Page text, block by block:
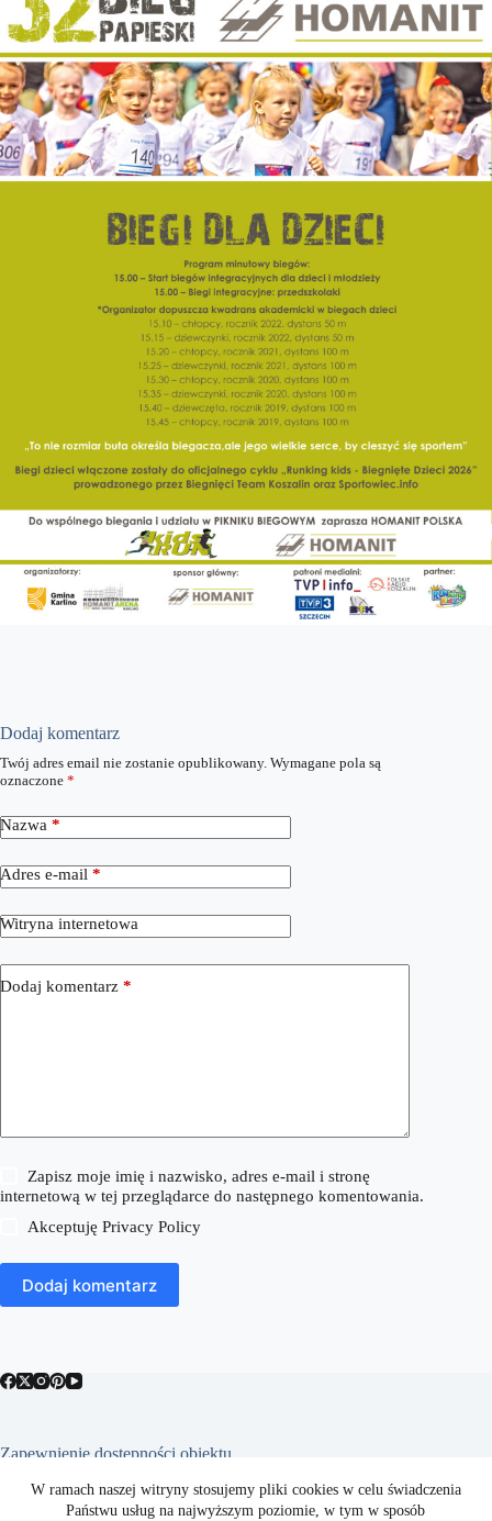
W ramach naszej witryny stosujemy pliki cookies w celu świadczenia
Państwu usług na najwyższym poziomie, w tym w sposób
Dodaj komentarz
Twój adres email nie zostanie opublikowany. Wymagane pola są
oznaczone *
Nazwa *
Adres e-mail *
Witryna internetowa
Dodaj komentarz *
Zapisz moje imię i nazwisko, adres e-mail i stronę
internetową w tej przeglądarce do następnego komentowania.
AkceptujęPrivacy Policy
Dodaj komentarz
Zapewnienie dostępności obiektu
Raport